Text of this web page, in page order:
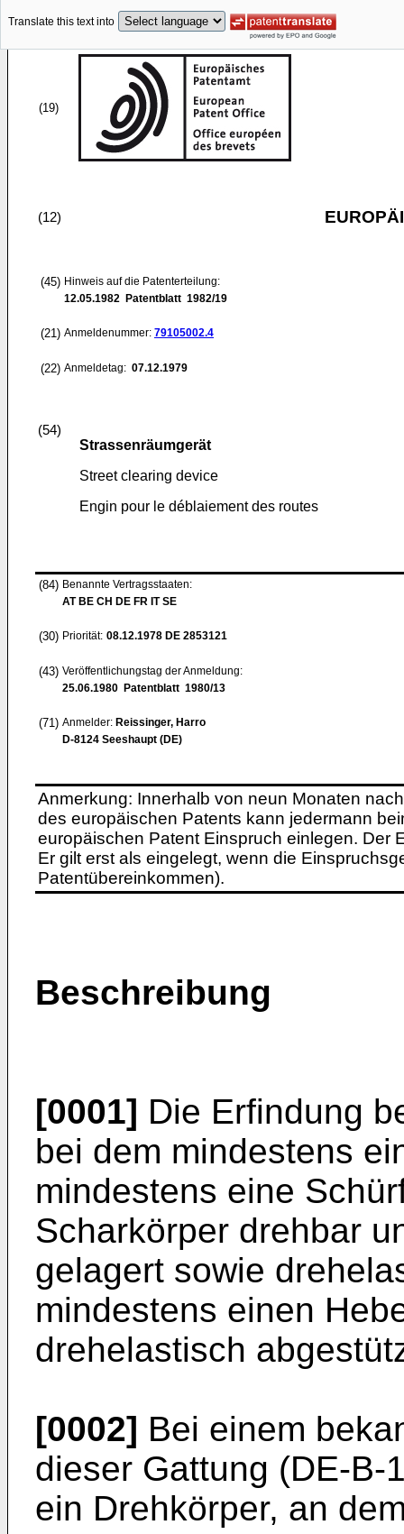
Translate this text into
(19)
(12)
(45) Hinweis auf die Patenterteilung:
12.05.1982 Patentblatt 1982/19
(21) Anmeldenummer: 79105002.4
(22) Anmeldetag: 07.12.1979
(54)
Strassenräumgerät
Street clearing device
Engin pour le déblaiement des routes
(84) Benannte Vertragsstaaten:
AT BE CH DE FR IT SE
(30) Priorität: 08.12.1978 DE 2853121
(43) Veröffentlichungstag der Anmeldung:
25.06.1980 Patentblatt 1980/13
(71) Anmelder: Reissinger, Harro
D-8124 Seeshaupt (DE)
Anmerkung: Innerhalb von neun Monaten
des europäischen Patents kann jedermann
europäischen Patent Einspruch einlegen. Der
Er gilt erst als eingelegt, wenn die
Patentübereinkommen).
Beschreibung
[0001] Die Erfindung
bei dem mindestens
mindestens eine
Scharkörper drehbar
gelagert sowie
mindestens einen
drehelastisch
[0002] Bei einem
dieser Gattung (DE-B-
ein Drehkörper, an